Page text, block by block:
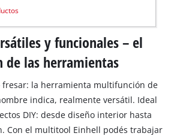
y funcionales – el
de las herramientas
fresar: la herramienta multifunción de
indica, realmente versátil. Ideal
DIY: desde diseño interior hasta
Con el multitool Einhell podés trabajar